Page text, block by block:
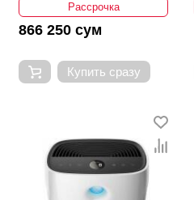
Рассрочка
866 250 сум
Купить сразу